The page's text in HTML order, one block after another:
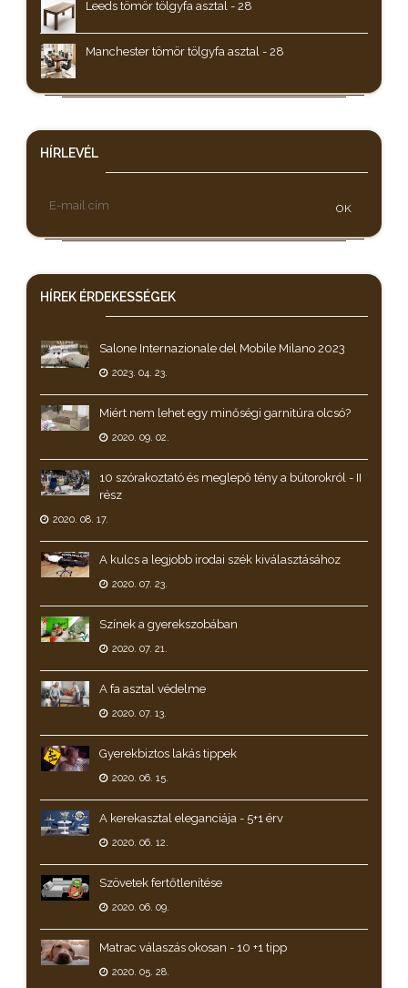
Leeds tömör tölgyfa asztal - 28
Manchester tömör tölgyfa asztal - 28
HÍRLEVÉL
OK
HÍREK ÉRDEKESSÉGEK
Salone Internazionale del Mobile Milano 2023
2023. 04. 23.
Miért nem lehet egy minőségi garnitúra olcsó?
2020. 09. 02.
10 szórakoztató és meglepő tény a bútorokról - II
rész
2020. 08. 17.
A kulcs a legjobb irodai szék kiválasztásához
2020. 07. 23.
Színek a gyerekszobában
2020. 07. 21.
A fa asztal védelme
2020. 07. 13.
Gyerekbiztos lakás tippek
2020. 06. 15.
A kerekasztal eleganciája - 5+1 érv
2020. 06. 12.
Szövetek fertőtlenítése
2020. 06. 09.
Matrac válaszás okosan - 10 +1 tipp
2020. 05. 28.